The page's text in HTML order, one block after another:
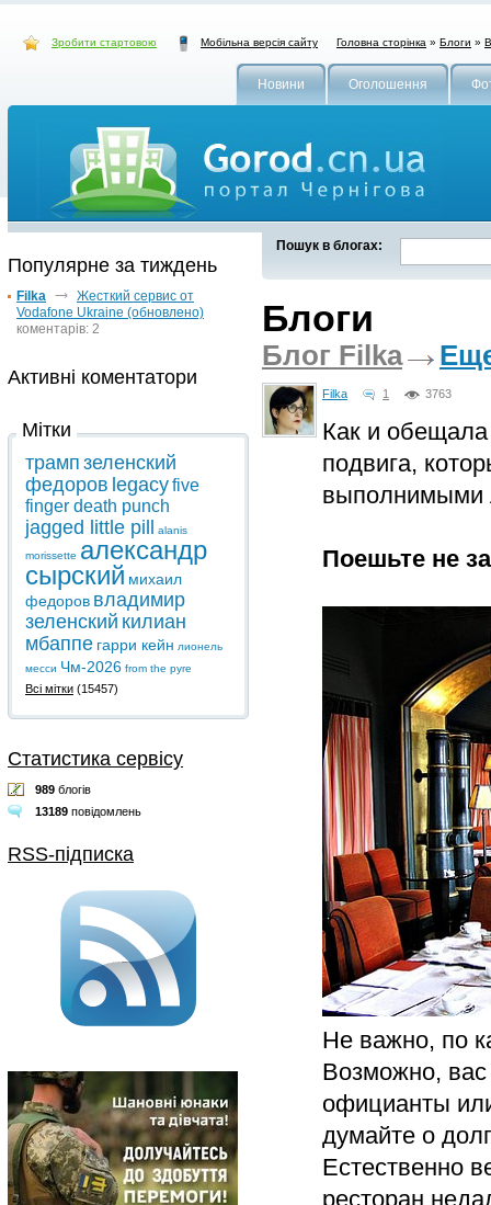
Зробити стартовою Мобільна версія сайту Головна сторінка » Блоги »
Новини Оголошення
Пошук в блогах:
Блоги
Блог Filka
Filka 1 3763
Как и
подвига,
выполнимыми
Поешьте не
Не важно, по
Возможно,
официанты
думайте о
Естественно
ресторан
Популярне за тиждень
Filka
Жесткий сервис от
Vodafone Ukraine (обновлено)
коментарів: 2
Активні коментатори
Мітки
трамп зеленский
федоров legacyfive
finger death punch
jagged little pill alanis
morissette александр
сырский михаил
федоров владимир
зеленский килиан
мбаппе гарри кейн лионель
месси Чм-2026 from the pyre
Всі мітки (15457)
Статистика сервісу
989 блогів
13189 повідомлень
RSS-підписка